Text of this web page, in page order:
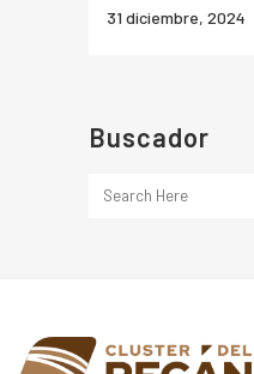
31 diciembre, 2024
Buscador